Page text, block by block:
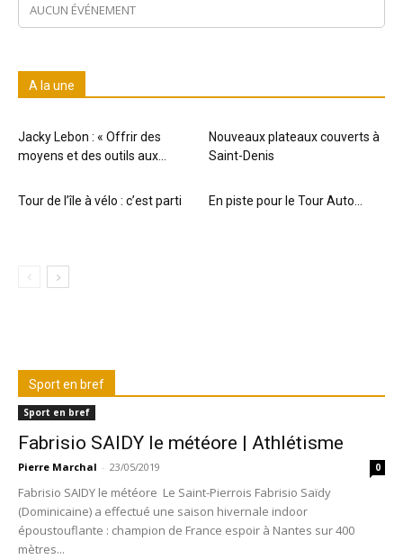
AUCUN ÉVÉNEMENT
A la une
Jacky Lebon : « Offrir des
moyens et des outils aux...
Nouveaux plateaux couverts à
Saint-Denis
Tour de l’île à vélo : c’est parti En piste pour le Tour Auto…
Sport en bref
Sport en bref
Fabrisio SAIDY le météore | Athlétisme
Pierre Marchal - 23/05/2019 0
Fabrisio SAIDY le météore Le Saint-Pierrois Fabrisio Saïdy
(Dominicaine) a effectué une saison hivernale indoor
époustouflante : champion de France espoir à Nantes sur 400
mètres...